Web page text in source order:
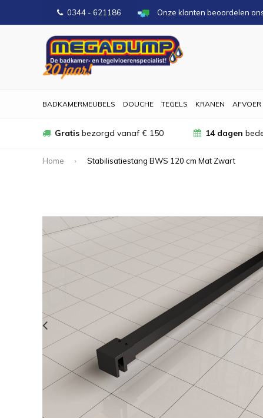
0344 - 621186 Onze klanten beoordelen
BADKAMERMEUBELS DOUCHE TEGELS KRANEN AFVOER
Gratis bezorgd vanaf € 150 14 dagen
Home Stabilisatiestang BWS 120 cm Mat Zwart